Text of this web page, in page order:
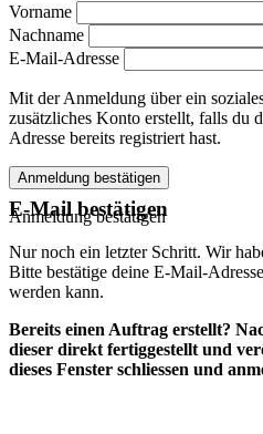
Vorname
Nachname
E-Mail-Adresse
Mit der Anmeldung über ein
zusätzliches Konto erstellt, falls du
Adresse bereits registriert hast.
Anmeldung bestätigen
Anmeldung bestätigen
E-Mail bestätigen
Nur noch ein letzter Schritt. Wir
Bitte bestätige deine E-Mail-
werden kann.
Bereits einen Auftrag erstellt?
dieser direkt fertiggestellt und
dieses Fenster schliessen und